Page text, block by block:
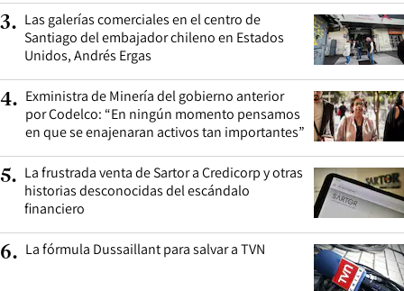
3. Las galerías comerciales en el centro de
Santiago del embajador chileno en Estados
Unidos, Andrés Ergas
4. Exministra de Minería del gobierno anterior
por Codelco: “En ningún momento pensamos
en que se enajenaran activos tan importantes”
5. La frustrada venta de Sartor a Credicorp y otras
historias desconocidas del escándalo
financiero
6. La fórmula Dussaillant para salvar a TVN